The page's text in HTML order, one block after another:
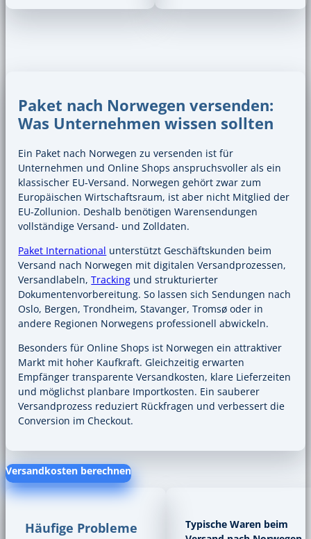
Paket nach Norwegen versenden:
Was Unternehmen wissen sollten
Ein Paket nach Norwegen zu versenden ist für
Unternehmen und Online Shops anspruchsvoller als ein
klassischer EU-Versand. Norwegen gehört zwar zum
Europäischen Wirtschaftsraum, ist aber nicht Mitglied der
EU-Zollunion. Deshalb benötigen Warensendungen
vollständige Versand- und Zolldaten.
Paket International unterstützt Geschäftskunden beim
Versand nach Norwegen mit digitalen Versandprozessen,
Versandlabeln,Tracking und strukturierter
Dokumentenvorbereitung. So lassen sich Sendungen nach
Oslo, Bergen, Trondheim, Stavanger, Tromsø oder in
andere Regionen Norwegens professionell abwickeln.
Besonders für Online Shops ist Norwegen ein attraktiver
Markt mit hoher Kaufkraft. Gleichzeitig erwarten
Empfänger transparente Versandkosten, klare Lieferzeiten
und möglichst planbare Importkosten. Ein sauberer
Versandprozess reduziert Rückfragen und verbessert die
Conversion im Checkout.
Versandkosten berechnen
Häufige Probleme
Typische Waren beim